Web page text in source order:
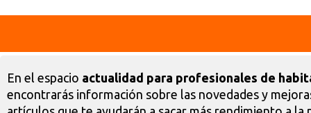
En el espacio actualidad para profesionales de
encontrarás información sobre las novedades y